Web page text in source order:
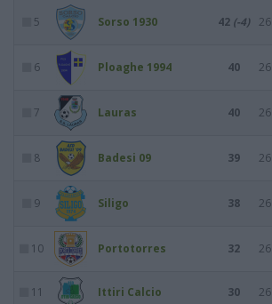
5 Sorso 1930 42 (-4) 26
6 Ploaghe 1994 40 26
7 Lauras 40 26
8 Badesi 09 39 26
9 Siligo 38 26
10 Portotorres 32 26
11 Ittiri Calcio 30 26